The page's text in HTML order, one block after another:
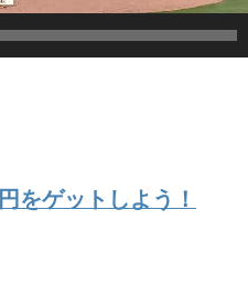
をゲットしよう！